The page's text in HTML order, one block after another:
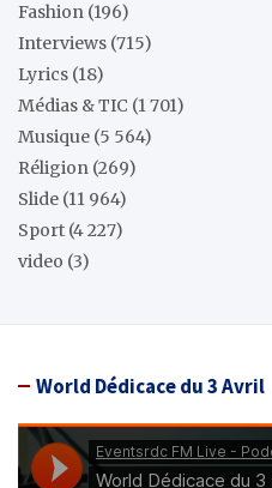
Fashion (196)
Interviews (715)
Lyrics (18)
Médias & TIC (1 701)
Musique (5 564)
Réligion (269)
Slide (11 964)
Sport (4 227)
video (3)
World Dédicace du 3 Avril